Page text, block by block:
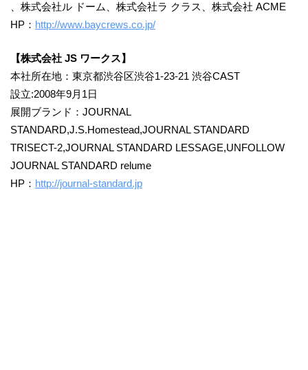
、株式会社ル ドーム、株式会社ラ クラス、株式会社 ACME
HP： http://www.baycrews.co.jp/
【株式会社 JS ワークス】
本社所在地：東京都渋谷区渋谷1-23-21 渋谷CAST
設立:2008年9月1日
展開ブランド：JOURNAL
STANDARD,J.S.Homestead,JOURNAL STANDARD
TRISECT-2,JOURNAL STANDARD LESSAGE,UNFOLLOW
JOURNAL STANDARD relume
HP： http://journal-standard.jp